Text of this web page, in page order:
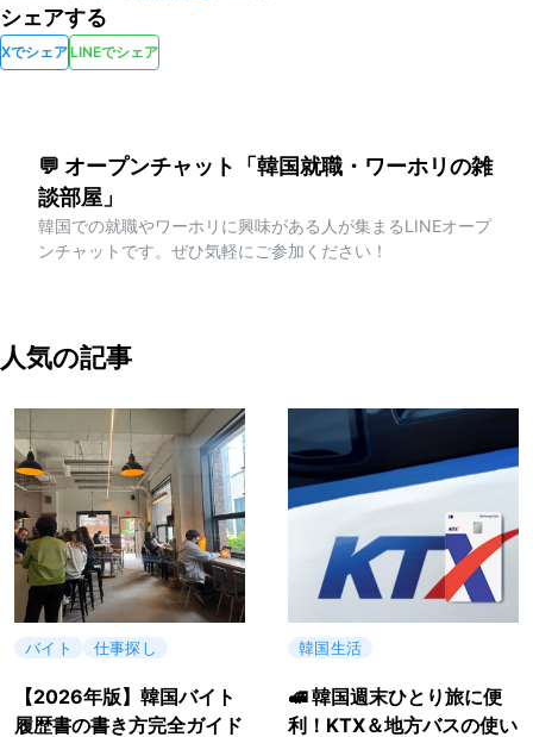
シェアする
XでシェアLINEでシェア
💬 オープンチャット「韓国就職・ワーホリの雑
談部屋」
韓国での就職やワーホリに興味がある人が集まるLINEオープ
ンチャットです。ぜひ気軽にご参加ください！
人気の記事
バイト 仕事探し
【2026年版】韓国バイト
履歴書の書き方完全ガイド
韓国生活
🚅 韓国週末ひとり旅に便
利！KTX＆地方バスの使い